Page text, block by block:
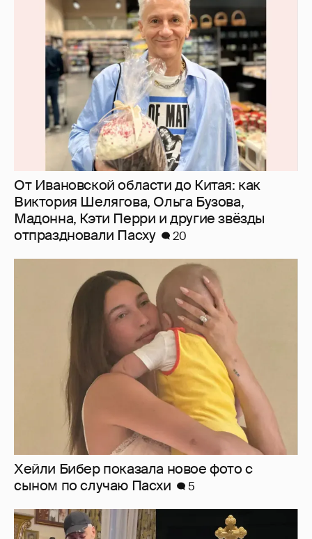
От Ивановской области до Китая: как
Виктория Шелягова, Ольга Бузова,
Мадонна, Кэти Перри и другие звёзды
отпраздновали Пасху
20
Хейли Бибер показала новое фото с
сыном по случаю Пасхи
5